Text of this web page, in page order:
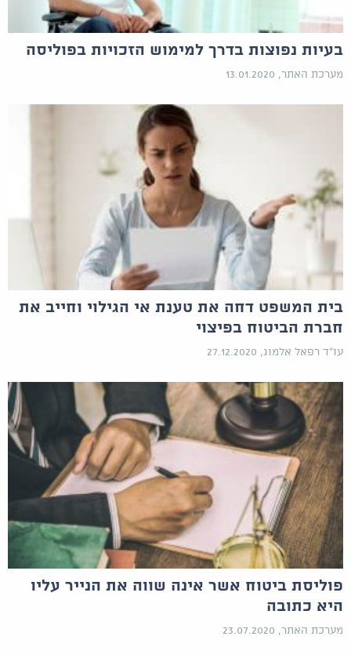
בעיות נפוצות בדרך למימוש הזכויות בפוליסה
מערכת האתר, 13.01.2020
בית המשפט דחה את טענת אי הגילוי וחייב את
חברת הביטוח בפיצוי
עו"ד רפאל אלמוג, 27.12.2020
פוליסת ביטוח אשר אינה שווה את הנייר עליו
היא כתובה
מערכת האתר, 23.07.2020